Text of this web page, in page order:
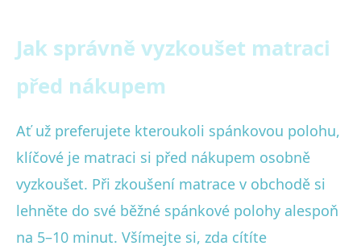
Jak správně vyzkoušet matraci
před nákupem
Ať už preferujete kteroukoli spánkovou polohu,
klíčové je matraci si před nákupem osobně
vyzkoušet. Při zkoušení matrace v obchodě si
lehněte do své běžné spánkové polohy alespoň
na 5–10 minut. Všímejte si, zda cítíte